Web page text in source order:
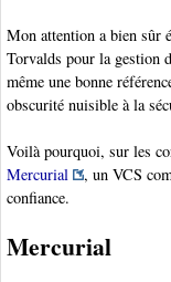
Mon attention a bien sûr
Torvalds pour la gestion
même une bonne
obscurité nuisible à la
Voilà pourquoi, sur les
Mercurial
, un VCS
confiance.
Mercurial